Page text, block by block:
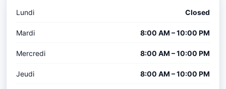
Lundi Closed
Mardi 8:00 AM – 10:00 PM
Mercredi 8:00 AM – 10:00 PM
Jeudi 8:00 AM – 10:00 PM